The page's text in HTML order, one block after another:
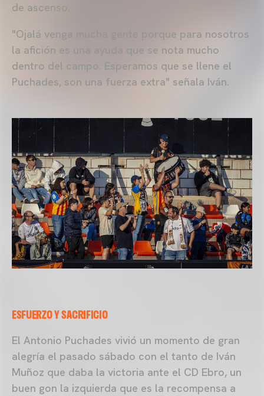
de ascenso.
"Ojalá venga mucha gente porque para nosotros
la afición es una ayuda que se nota mucho
dentro del campo. Esperamos que se llene el
Puchades, son una fuerza extra" señala Iván.
ESFUERZO Y SACRIFICIO
El Antonio Puchades vivió un momento de gran
alegría el pasado sábado con el tanto de Iván
Muñoz que daba la victoria ante el CD Ebro, un
buen gon la izquierda que es la recompensa a